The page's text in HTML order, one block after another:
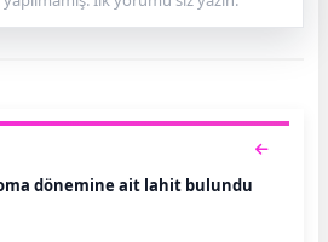
dönemine ait lahit bulundu